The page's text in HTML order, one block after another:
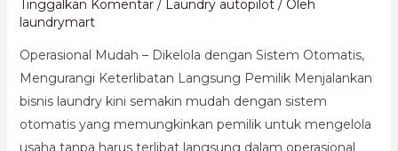
Tinggalkan Komentar / Laundry autopilot/ Oleh
laundrymart
Operasional Mudah – Dikelola dengan Sistem Otomatis,
Mengurangi Keterlibatan Langsung Pemilik Menjalankan
bisnis laundry kini semakin mudah dengan sistem
otomatis yang memungkinkan pemilik untuk mengelola
usaha tanpa harus terlibat langsung dalam operasional